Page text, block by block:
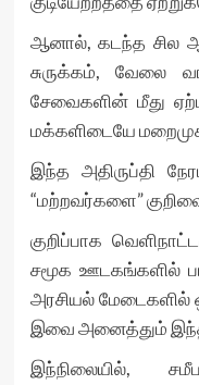
ஆனால், கடந்த சில
சுருக்கம், வேலை
சேவைகளின் மீது
மக்களிடையே
இந்த அதிருப்தி
“மற்றவர்களை”
குறிப்பாக
சமூக ஊடகங்களில்
அரசியல் மேடைகளில்
இவை அனைத்தும்
இந்நிலையில்,